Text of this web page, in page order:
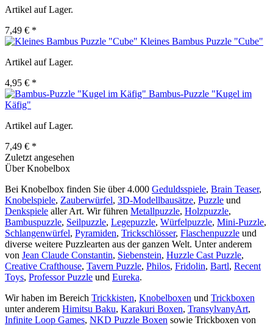
Artikel auf Lager.
7,49 € *
Kleines Bambus Puzzle "Cube"
Artikel auf Lager.
4,95 € *
Bambus-Puzzle "Kugel im
Käfig"
Artikel auf Lager.
7,49 € *
Zuletzt angesehen
Über Knobelbox
Bei Knobelbox finden Sie über 4.000 Geduldsspiele, Brain Teaser,
Knobelspiele, Zauberwürfel, 3D-Modellbausätze, Puzzle und
Denkspiele aller Art. Wir führen Metallpuzzle, Holzpuzzle,
Bambuspuzzle, Seilpuzzle, Legepuzzle, Würfelpuzzle, Mini-Puzzle,
Schlangenwürfel, Pyramiden, Trickschlösser, Flaschenpuzzle und
diverse weitere Puzzlearten aus der ganzen Welt. Unter anderem
von Jean Claude Constantin, Siebenstein, Huzzle Cast Puzzle,
Creative Crafthouse, Tavern Puzzle, Philos, Fridolin, Bartl, Recent
Toys, Professor Puzzle und Eureka.
Wir haben im Bereich Trickkisten, Knobelboxen und Trickboxen
unter anderem Himitsu Baku, Karakuri Boxen, TransylvanyArt,
Infinite Loop Games, NKD Puzzle Boxen sowie Trickboxen von